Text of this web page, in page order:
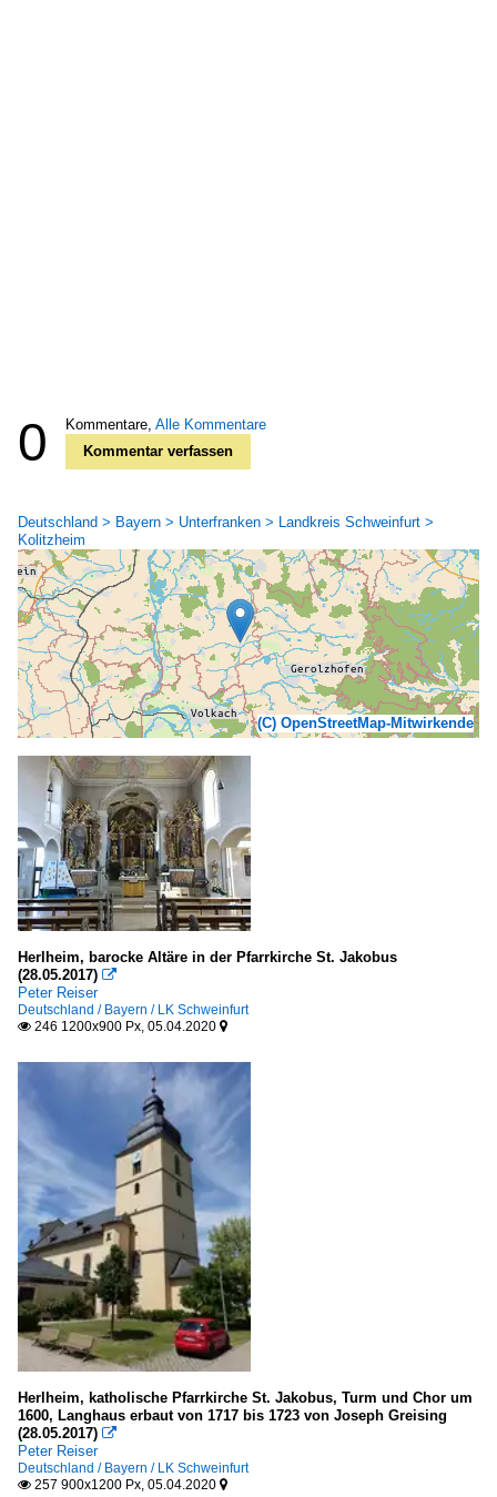
0 Kommentare, Alle Kommentare
Kommentar verfassen
Deutschland > Bayern > Unterfranken > Landkreis Schweinfurt >
Kolitzheim
(C) OpenStreetMap-Mitwirkende
Herlheim, barocke Altäre in der Pfarrkirche St. Jakobus
(28.05.2017) 
Peter Reiser
Deutschland / Bayern / LK Schweinfurt
 246 1200x900 Px, 05.04.2020 
Herlheim, katholische Pfarrkirche St. Jakobus, Turm und Chor um
1600, Langhaus erbaut von 1717 bis 1723 von Joseph Greising
(28.05.2017) 
Peter Reiser
Deutschland / Bayern / LK Schweinfurt
 257 900x1200 Px, 05.04.2020 